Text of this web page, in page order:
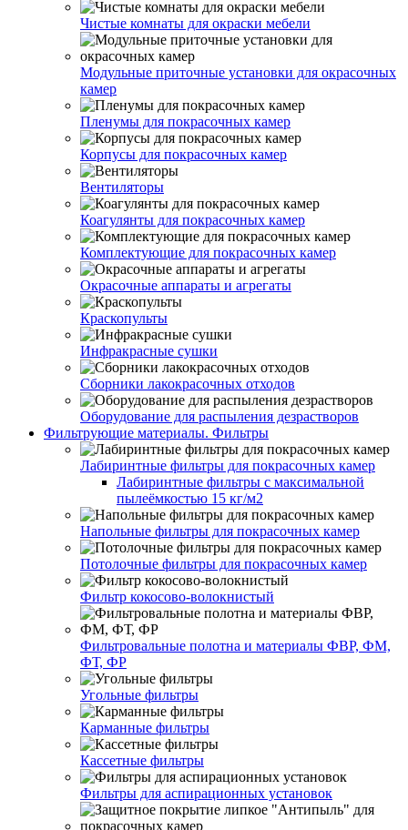
Чистые комнаты для окраски мебели
Модульные приточные установки для окрасочных
камер
Пленумы для покрасочных камер
Корпусы для покрасочных камер
Вентиляторы
Коагулянты для покрасочных камер
Комплектующие для покрасочных камер
Окрасочные аппараты и агрегаты
Краскопульты
Инфракрасные сушки
Сборники лакокрасочных отходов
Оборудование для распыления дезрастворов
Фильтрующие материалы. Фильтры
Лабиринтные фильтры для покрасочных камер
Лабиринтные фильтры с максимальной
пылеёмкостью 15 кг/м2
Напольные фильтры для покрасочных камер
Потолочные фильтры для покрасочных камер
Фильтр кокосово-волокнистый
Фильтровальные полотна и материалы ФВР, ФМ,
ФТ, ФР
Угольные фильтры
Карманные фильтры
Кассетные фильтры
Фильтры для аспирационных установок